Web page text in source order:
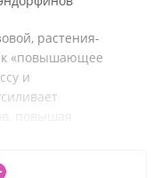
растения-
«повышающее
и